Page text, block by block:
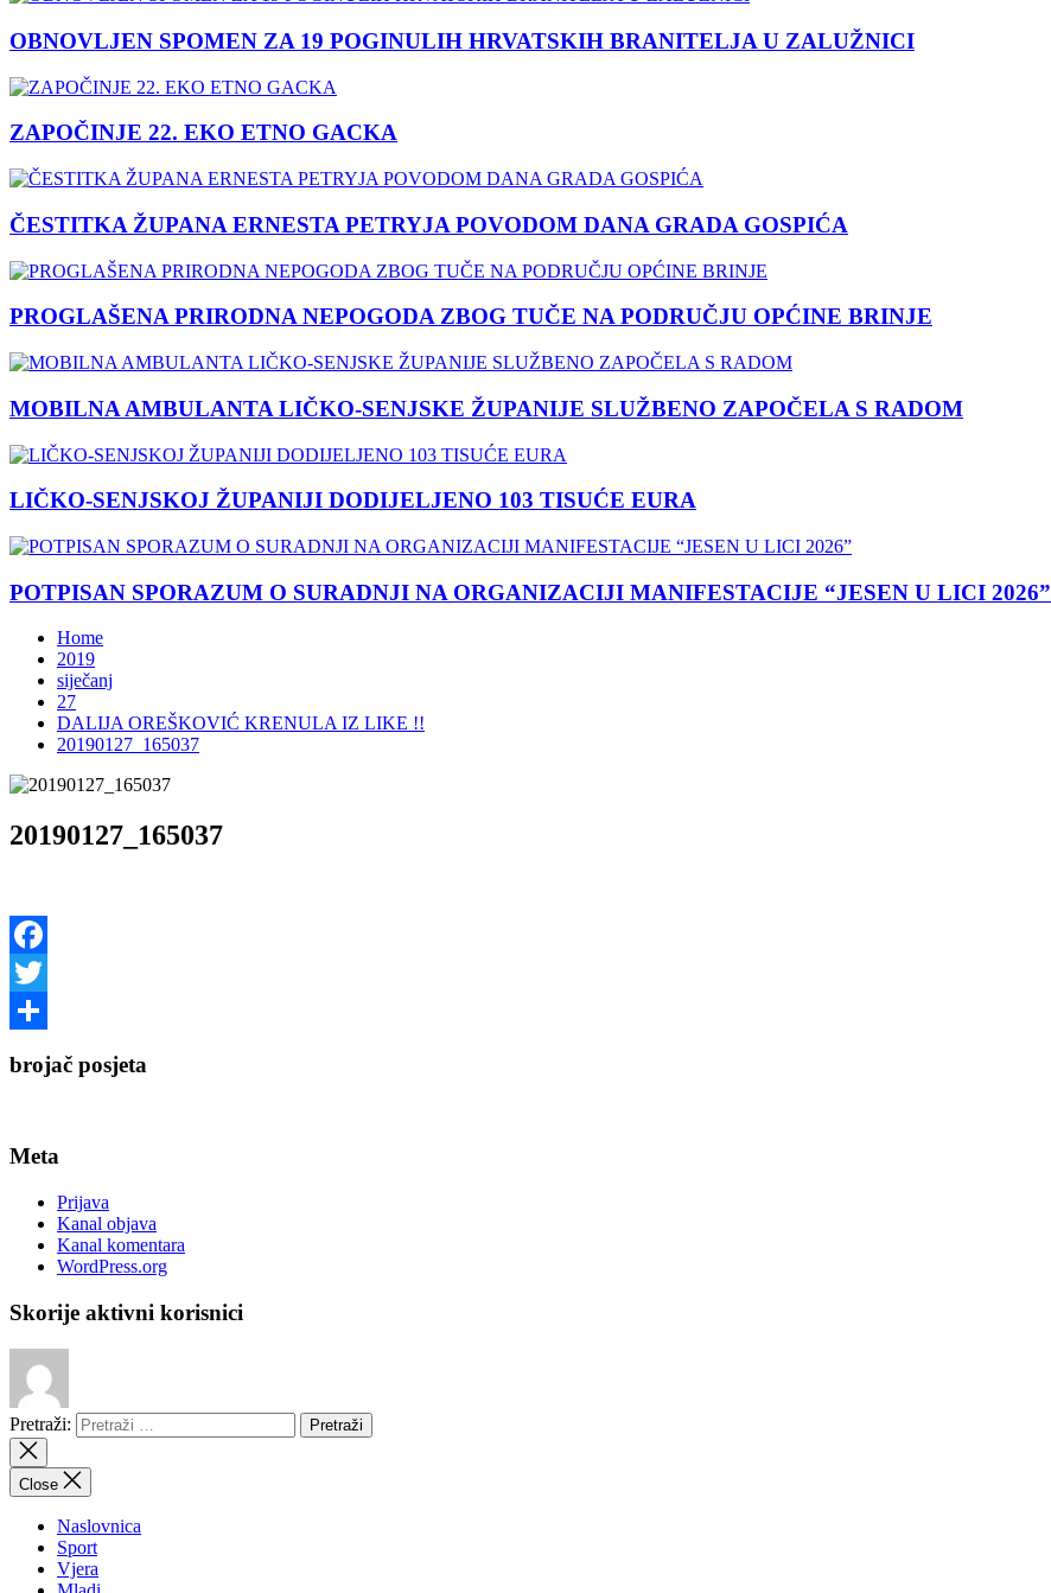
OBNOVLJEN SPOMEN ZA 19 POGINULIH HRVATSKIH BRANITELJA U ZALUŽNICI
ZAPOČINJE 22. EKO ETNO GACKA
ČESTITKA ŽUPANA ERNESTA PETRYJA POVODOM DANA GRADA GOSPIĆA
PROGLAŠENA PRIRODNA NEPOGODA ZBOG TUČE NA PODRUČJU OPĆINE BRINJE
MOBILNA AMBULANTA LIČKO-SENJSKE ŽUPANIJE SLUŽBENO ZAPOČELA S RADOM
LIČKO-SENJSKOJ ŽUPANIJI DODIJELJENO 103 TISUĆE EURA
POTPISAN SPORAZUM O SURADNJI NA ORGANIZACIJI MANIFESTACIJE “JESEN U LICI 2026”
Home
2019
siječanj
27
DALIJA OREŠKOVIĆ KRENULA IZ LIKE !!
20190127_165037
20190127_165037
Facebook
Twitter
brojač posjeta
Meta
Prijava
Kanal objava
Kanal komentara
WordPress.org
Skorije aktivni korisnici
Pretraži:
Close
Naslovnica
Sport
Vjera